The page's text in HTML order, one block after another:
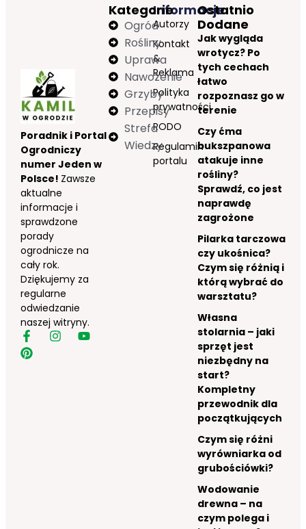
Poradnik i Portal
Ogrodniczy
numer Jeden w
Polsce! Zawsze
aktualne
informacje i
sprawdzone
porady
ogrodnicze na
cały rok.
Dziękujemy za
regularne
odwiedzanie
naszej witryny.
Informacje
Autorzy
Kontakt
&
Reklama
Polityka
prywatności
RODO
Regulamin
portalu
Kategorie
Ogród
Rośliny
Uprawa
Nawożenie
Grzyby
Przepisy
Strefa
Wiedzy
Ostatnio
Dodane
Jak wygląda
wrotycz? Po
tych cechach
łatwo
rozpoznasz go w
terenie
Czy ćma
bukszpanowa
atakuje inne
rośliny?
Sprawdź, co jest
naprawdę
zagrożone
Pilarka tarczowa
czy ukośnica?
Czym się różnią i
którą wybrać do
warsztatu?
Własna
stolarnia – jaki
sprzęt jest
niezbędny na
start?
Kompletny
przewodnik dla
początkujących
Czym się różni
wyrówniarka od
grubościówki?
Wodowanie
drewna – na
czym polega i